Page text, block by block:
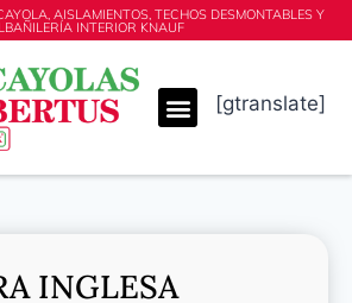
AISLAMIENTOS, TECHOS DESMONTABLES Y
INTERIOR KNAUF
[gtranslate]
INGLESA